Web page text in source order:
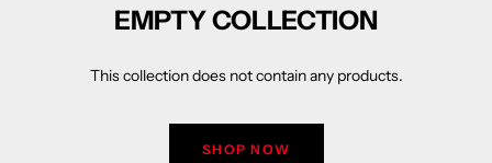
EMPTY COLLECTION
This collection does not contain any products.
SHOP NOW